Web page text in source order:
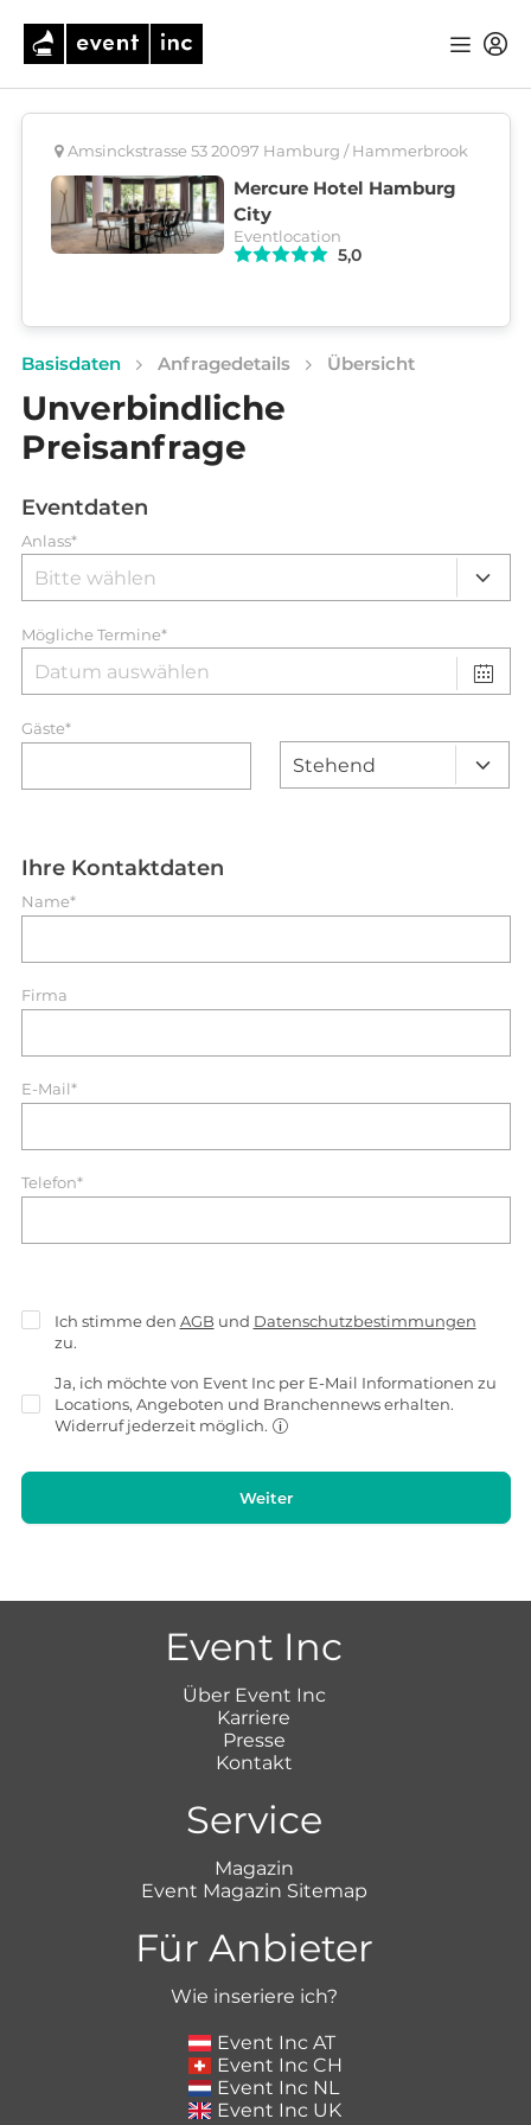
Amsinckstrasse 53 20097 Hamburg / Hammerbrook
Mercure Hotel Hamburg
City
Eventlocation
5,0
Basisdaten Anfragedetails Übersicht
Unverbindliche
Preisanfrage
Eventdaten
Anlass*
Mögliche Termine*
Gäste*
Ihre Kontaktdaten
Name*
Firma
E-Mail*
Telefon*
Ich stimme den AGB und Datenschutzbestimmungen
zu.
Ja, ich möchte von Event Inc per E-Mail Informationen zu
Locations, Angeboten und Branchennews erhalten.
Widerruf jederzeit möglich.
Weiter
Event Inc
Über Event Inc
Karriere
Presse
Kontakt
Service
Magazin
Event Magazin Sitemap
Für Anbieter
Wie inseriere ich?
Event Inc AT
Event Inc CH
Event Inc NL
Event Inc UK